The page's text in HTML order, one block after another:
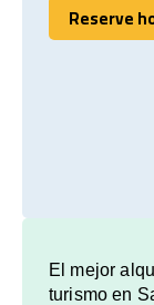
Reserve
Reserve
El mejor
turismo en